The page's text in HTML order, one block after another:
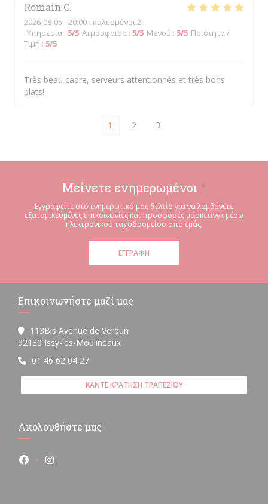
Romain C
2026-08-05 - 20:00 - καλεσμένοι 2
Υπηρεσία : 5/5 Ατμόσφαιρα : 5/5 Μενού : 5/5 Ποιότητα /
Τιμή : 5/5
Très beau cadre, serveurs attentionnés et très bons
plats!
1 2 3
Μείνετε ενημερωμένοι *
Εγγραφείτε στο ενημερωτικό μας δελτίο για να λαμβάνετε
εξατομικευμένες επικοινωνίες και προσφορές μάρκετινγκ μέσω
ηλεκτρονικού ταχυδρομείου από εμάς.
ΕΓΓΡΑΦΉ
Επικοινωνήστε μαζί μας
113Bis Avenue de Verdun
92130 Issy-les-Moulineaux((ανοίγει σε νέο παράθυρο))
01 46 62 04 27
ΚΆΝΤΕ ΚΡΆΤΗΣΗ ΤΡΑΠΕΖΙΟΎ
Ακολουθήστε μας
Facebook ((ανοίγει σε νέο παράθυρο))
Instagram ((ανοίγει σε νέο παράθυρο))